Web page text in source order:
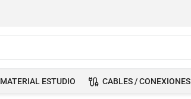
MATERIAL ESTUDIO CABLES / CONEXIONES